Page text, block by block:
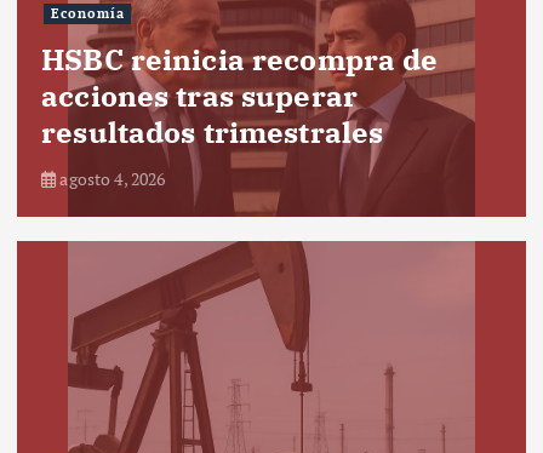
Economía
HSBC reinicia recompra de
acciones tras superar
resultados trimestrales
agosto 4, 2026